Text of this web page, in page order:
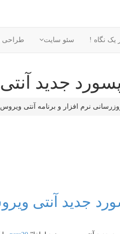
یک نگاه ! سئو سایت طراحی
پسورد جدید
نرم افزار و برنامه آنتی
جدید آنتی